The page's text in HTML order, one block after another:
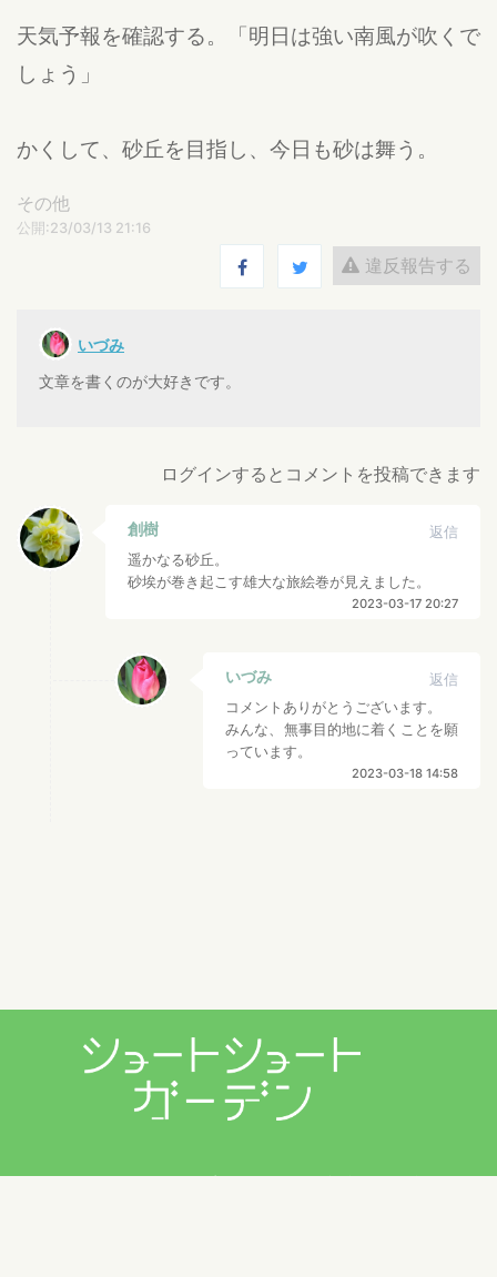
天気予報を確認する。「明日は強い南風が吹くで
しょう」
かくして、砂丘を目指し、今日も砂は舞う。
その他
公開:23/03/13 21:16
違反報告する
いづみ
文章を書くのが大好きです。
ログインするとコメントを投稿できます
創樹
返信
遥かなる砂丘。
砂埃が巻き起こす雄大な旅絵巻が見えました。
2023-03-17 20:27
いづみ
返信
コメントありがとうございます。
みんな、無事目的地に着くことを願
っています。
2023-03-18 14:58
プライバシーポリシー 利用規約 お問い合わせ